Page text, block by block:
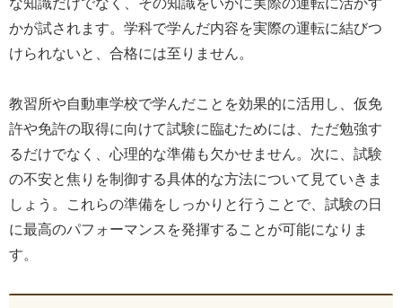
かが試されます。学科で学んだ内容を実際の運転に結びつ
けられないと、合格には至りません。
教習所や自動車学校で学んだことを効果的に活用し、仮免
許や免許の取得に向けて試験に臨むためには、ただ勉強す
るだけでなく、心理的な準備も欠かせません。次に、試験
の不安と焦りを制御する具体的な方法について見ていきま
しょう。これらの準備をしっかりと行うことで、試験の日
に最高のパフォーマンスを発揮することが可能になりま
す。